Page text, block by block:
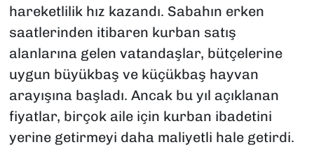
hareketlilik hız kazandı. Sabahın erken
saatlerinden itibaren kurban satış
alanlarına gelen vatandaşlar, bütçelerine
uygun büyükbaş ve küçükbaş hayvan
arayışına başladı. Ancak bu yıl açıklanan
fiyatlar, birçok aile için kurban ibadetini
yerine getirmeyi daha maliyetli hale getirdi.